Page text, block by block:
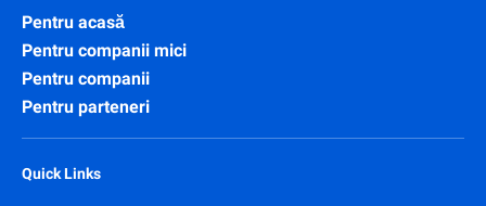
Pentru acasă
Pentru companii mici
Pentru companii
Pentru parteneri
Quick Links